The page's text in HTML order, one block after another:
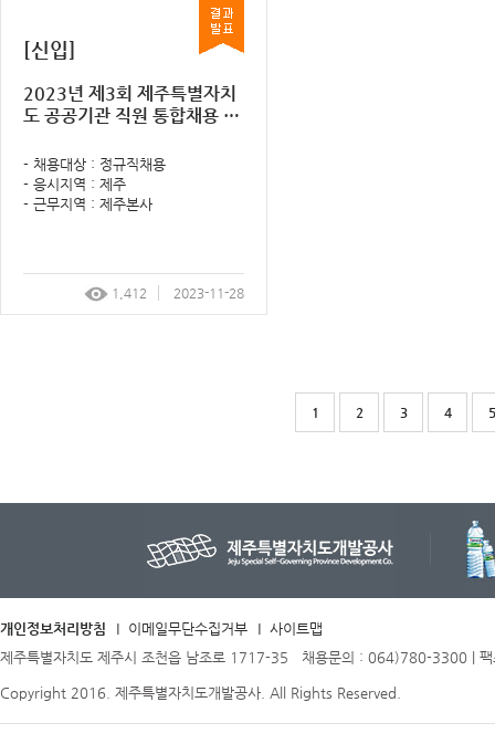
[신입]
2023년 제3회 제주특별자치
도 공공기관 직원 통합채용 최
록 알림 공고
- 채용대상 : 정규직채용
- 응시지역 : 제주
- 근무지역 : 제주본사
1,412 2023-11-28
1 2 3 4 5
개인정보처리방침 이메일무단수집거부
사이트맵
제주특별자치도 제주시 조천읍 남조로 1717-35 채용문의 : 064)780-3300 |
Copyright 2016. 제주특별자치도개발공사. All Rights Reserved.